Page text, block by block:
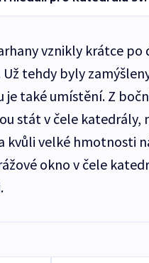
vznikly krátce
tehdy byly
je také umístění. Z
stát v čele katedrály,
kvůli velké hmotnosti
okno v čele